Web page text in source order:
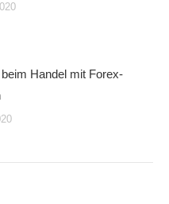
Handel mit Forex-